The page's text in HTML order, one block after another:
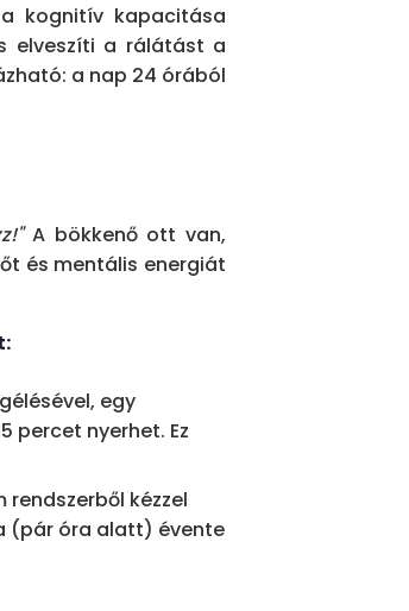
Az okosabb
energiát,
műveletek
folyamat
év, tízfős
pontokat.
kognitív kapacitása
elveszíti a rálátást a
a nap 24 órából
A bökkenő ott van,
és mentális energiát
egy
percet nyerhet. Ez
kézzel
(pár óra alatt) évente